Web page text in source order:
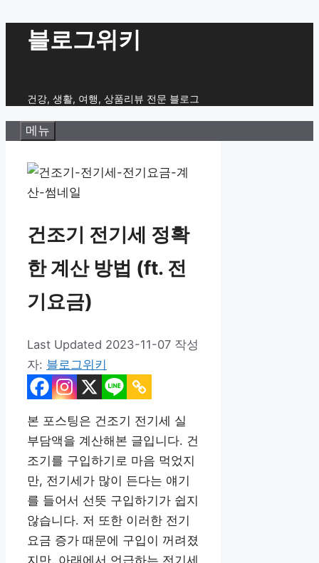
블로그위키
건강, 생활, 여행, 상품리뷰 전문 블로그
메뉴
건조기 전기세 정확
한 계산 방법 (ft. 전
기요금)
2023-11-07 작성
자: 블로그위키
본 포스팅은 건조기 전기세 실
부담액을 계산해본 글입니다. 건
조기를 구입하기로 마음 먹었지
만, 전기세가 많이 든다는 얘기
를 들어서 선뜻 구입하기가 쉽지
않습니다. 저 또한 이러한 전기
요금 증가 때문에 구입이 꺼려졌